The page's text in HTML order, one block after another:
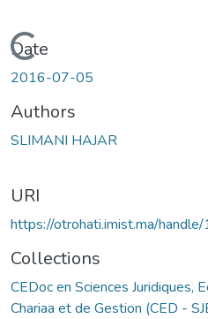
Loading...
Date
2016-07-05
Authors
SLIMANI HAJAR
URI
https://otrohati.imist.ma/
Collections
CEDoc en Sciences Juridiques,
Chariaa et de Gestion (CED -